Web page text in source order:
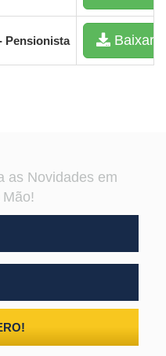
Pensionista Baixar
as Novidades em